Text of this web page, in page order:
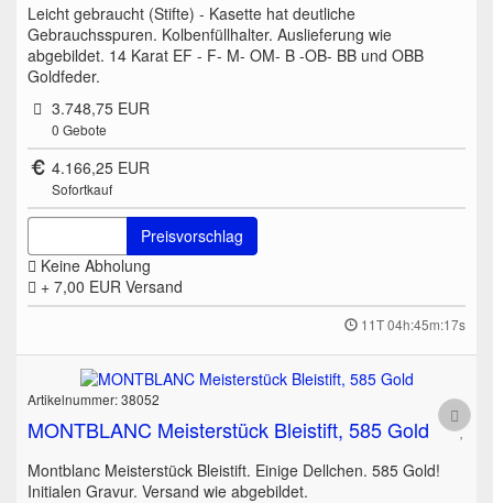
Leicht gebraucht (Stifte) - Kasette hat deutliche
Gebrauchsspuren. Kolbenfüllhalter. Auslieferung wie
abgebildet. 14 Karat EF - F- M- OM- B -OB- BB und OBB
Goldfeder.
3.748,75 EUR
0 Gebote
4.166,25 EUR
Sofortkauf
Preisvorschlag
Keine Abholung
+ 7,00 EUR Versand
11T 04h:45m:17s
Artikelnummer: 38052
MONTBLANC Meisterstück Bleistift, 585 Gold
Montblanc Meisterstück Bleistift. Einige Dellchen. 585 Gold!
Initialen Gravur. Versand wie abgebildet.